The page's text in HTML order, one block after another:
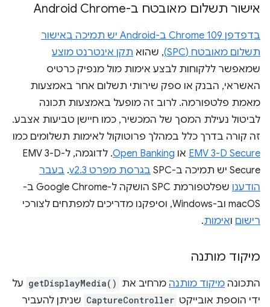
אישור תשלום מאובטח ב-Android Chrome
בדפדפן Chrome 109 ב-Android יש תמיכה באישור
תשלום מאובטח (SPC)
, שהוא תקן אינטרנט מוצע
שמאפשר ללקוחות לבצע אימות מול מנפיק כרטיס
האשראי, הבנק או ספק שירותי תשלום אחר באמצעות
מאמת פלטפורמה. לרוב זה מופעל באמצעות תכונה
לביטול נעילת המסך של המכשיר, כמו חיישן טביעות אצבע.
זה קורה בדרך כלל במהלך פרוטוקול לאימות תשלומים כמו
EMV 3-D Secure או Open Banking
. לדוגמה, ל-EMV 3-D
Secure יש תמיכה ב-SPC
בגרסת מפרט v2.3 . בעבר
הודענו
שפלטפורמת SPC הושקה ל-Google Chrome ב-
macOS וב-Windows, וסיפקנו מדריכים למפתחים לצורכי
רישום ואימות.
מיקוד מותנה
התכונה מיקוד מותנה מרחיב את getDisplayMedia() על
ידי הוספת אובייקט CaptureController שניתן להעביר